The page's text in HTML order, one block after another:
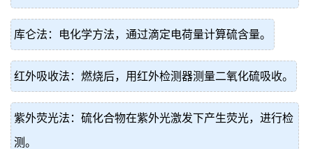
库仑法：电化学方法，通过滴定电荷量计算硫含量。
红外吸收法：燃烧后，用红外检测器测量二氧化硫吸收。
紫外荧光法：硫化合物在紫外光激发下产生荧光，进行检
测。